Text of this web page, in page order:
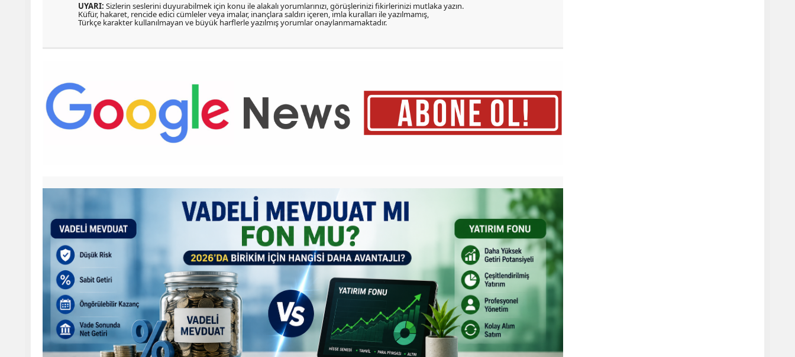
UYARI: Sizlerin seslerini duyurabilmek için konu ile alakalı yorumlarınızı, görüşlerinizi fikirlerinizi mutlaka yazın.
Küfür, hakaret, rencide edici cümleler veya imalar, inançlara saldırı içeren, imla kuralları ile yazılmamış,
Türkçe karakter kullanılmayan ve büyük harflerle yazılmış yorumlar onaylanmamaktadır.